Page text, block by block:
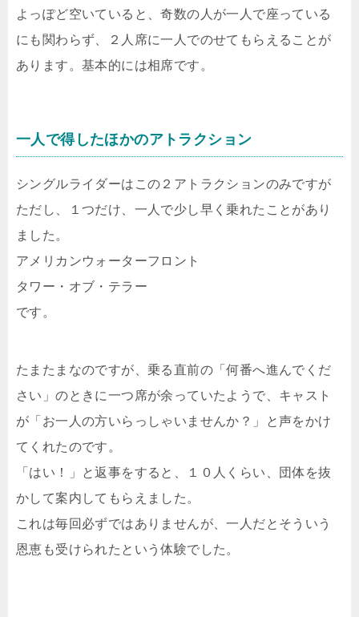
よっぽど空いていると、奇数の人が一人で座っている
にも関わらず、２人席に一人でのせてもらえることが
あります。基本的には相席です。
一人で得したほかのアトラクション
シングルライダーはこの２アトラクションのみですが
ただし、１つだけ、一人で少し早く乗れたことがあり
ました。
アメリカンウォーターフロント
タワー・オブ・テラー
です。
たまたまなのですが、乗る直前の「何番へ進んでくだ
さい」のときに一つ席が余っていたようで、キャスト
が「お一人の方いらっしゃいませんか？」と声をかけ
てくれたのです。
「はい！」と返事をすると、１０人くらい、団体を抜
かして案内してもらえました。
これは毎回必ずではありませんが、一人だとそういう
恩恵も受けられたという体験でした。